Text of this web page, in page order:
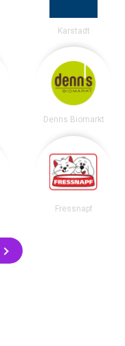
Karstadt
Denns Biomarkt
Fressnapf